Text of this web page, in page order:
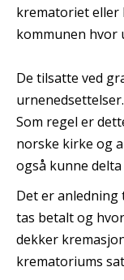
krematoriet eller
kommunen hvor
De tilsatte ved
Som regel er
norske kirke og
også kunne
Det er anledning
tas betalt og
dekker
krematoriums